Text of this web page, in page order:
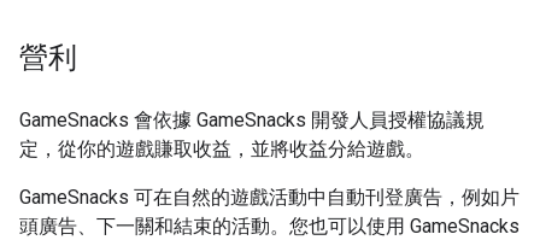
營利
GameSnacks 會依據 GameSnacks 開發人員授權協議規
定，從你的遊戲賺取收益，並將收益分給遊戲。
GameSnacks 可在自然的遊戲活動中自動刊登廣告，例如片
頭廣告、下一關和結束的活動。您也可以使用 GameSnacks